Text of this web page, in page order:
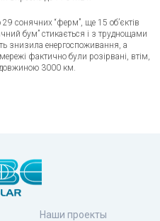
сонячних “ферм”, ще 15 об’єктів
бум” стикається і з труднощами
знизила енергоспоживання, а
фактично були розірвані, втім,
довжиною 3000 км.
Наши проекты